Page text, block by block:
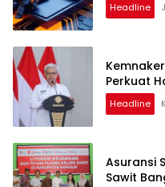
Headline
Perkuat
Headline
Asuransi
Sawit